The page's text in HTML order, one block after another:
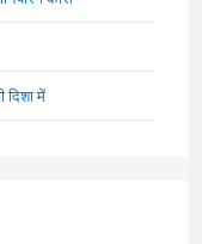
दिशा में